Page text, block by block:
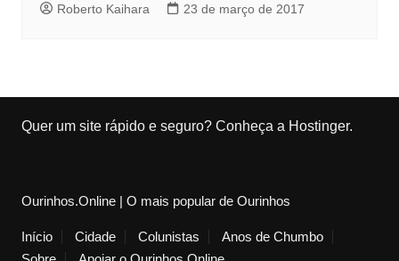
Roberto Kaihara 23 de março de 2017
Quer um site rápido e seguro? Conheça a Hostinger.
Ourinhos.Online | O mais popular de Ourinhos
Início Cidade Colunistas
Anos de Chumbo